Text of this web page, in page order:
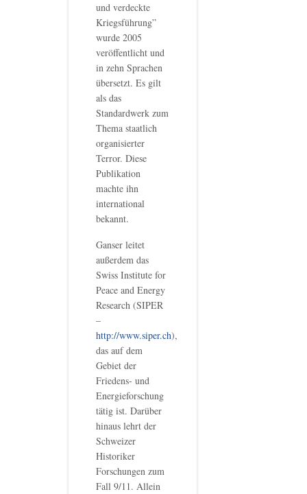
und verdeckte
Kriegsführung”
wurde 2005
veröffentlicht und
in zehn Sprachen
übersetzt. Es gilt
als das
Standardwerk zum
Thema staatlich
organisierter
Terror. Diese
Publikation
machte ihn
international
bekannt.
Ganser leitet
außerdem das
Swiss Institute for
Peace and Energy
Research (SIPER
–
http://www.siper.ch),
das auf dem
Gebiet der
Friedens- und
Energieforschung
tätig ist. Darüber
hinaus lehrt der
Schweizer
Historiker
Forschungen zum
Fall 9/11. Allein